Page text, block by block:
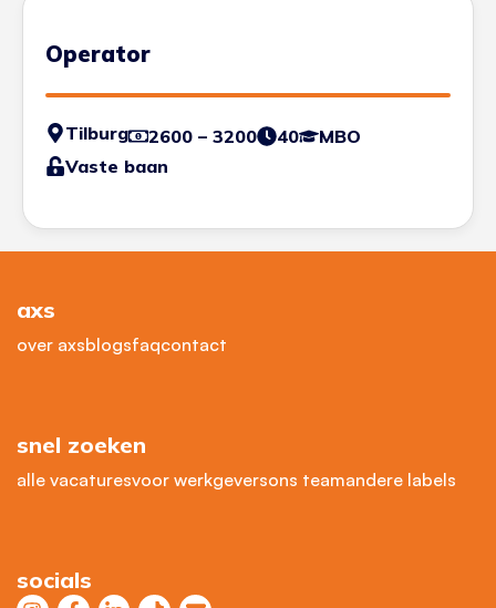
Operator
Tilburg 2600 – 3200 40
MBO
Vaste baan
axs
over axsblogsfaqcontact
snel zoeken
alle vacaturesvoor werkgeversons teamandere labels
socials